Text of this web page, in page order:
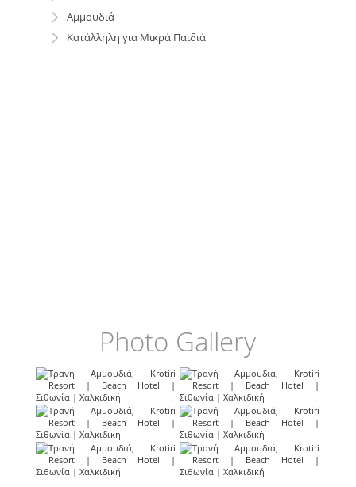
Αμμουδιά
Κατάλληλη για Μικρά Παιδιά
Photo Gallery